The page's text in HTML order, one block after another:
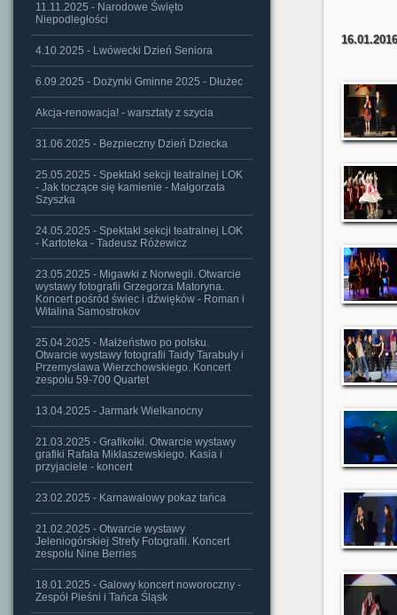
11.11.2025 - Narodowe Święto
Niepodległości
4.10.2025 - Lwówecki Dzień Seniora
6.09.2025 - Dożynki Gminne 2025 - Dłużec
Akcja-renowacja! - warsztaty z szycia
31.06.2025 - Bezpieczny Dzień Dziecka
25.05.2025 - Spektakl sekcji teatralnej LOK
- Jak toczące się kamienie - Małgorzata
Szyszka
24.05.2025 - Spektakl sekcji teatralnej LOK
- Kartoteka - Tadeusz Różewicz
23.05.2025 - Migawki z Norwegii. Otwarcie
wystawy fotografii Grzegorza Matoryna.
Koncert pośród świec i dźwięków - Roman i
Witalina Samostrokov
25.04.2025 - Małżeństwo po polsku.
Otwarcie wystawy fotografii Taidy Tarabuły i
Przemysława Wierzchowskiego. Koncert
zespołu 59-700 Quartet
13.04.2025 - Jarmark Wielkanocny
21.03.2025 - Grafikołki. Otwarcie wystawy
grafiki Rafała Mikłaszewskiego. Kasia i
przyjaciele - koncert
23.02.2025 - Karnawałowy pokaz tańca
21.02.2025 - Otwarcie wystawy
Jeleniogórskiej Strefy Fotografii. Koncert
zespołu Nine Berries
18.01.2025 - Galowy koncert noworoczny -
Zespół Pieśni i Tańca Śląsk